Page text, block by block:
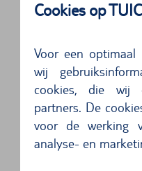
Cookies op
Voor een optimaal
wij
cookies, die wij
partners. De
voor de werking
analyse- en
in Italië samen met
topconditie, scherpe
waarop je kunt
WAAR KUN JE
HUREN VIA TUI